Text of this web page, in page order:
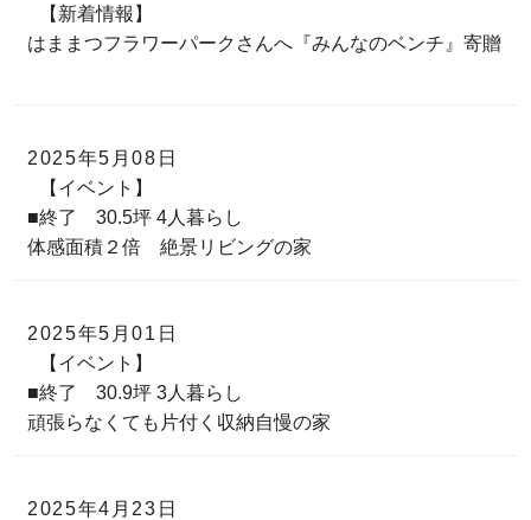
【新着情報】
はままつフラワーパークさんへ『みんなのベンチ』寄贈
2025年5月08日
【イベント】
■終了 30.5坪 4人暮らし
体感面積２倍 絶景リビングの家
2025年5月01日
【イベント】
■終了 30.9坪 3人暮らし
頑張らなくても片付く収納自慢の家
2025年4月23日